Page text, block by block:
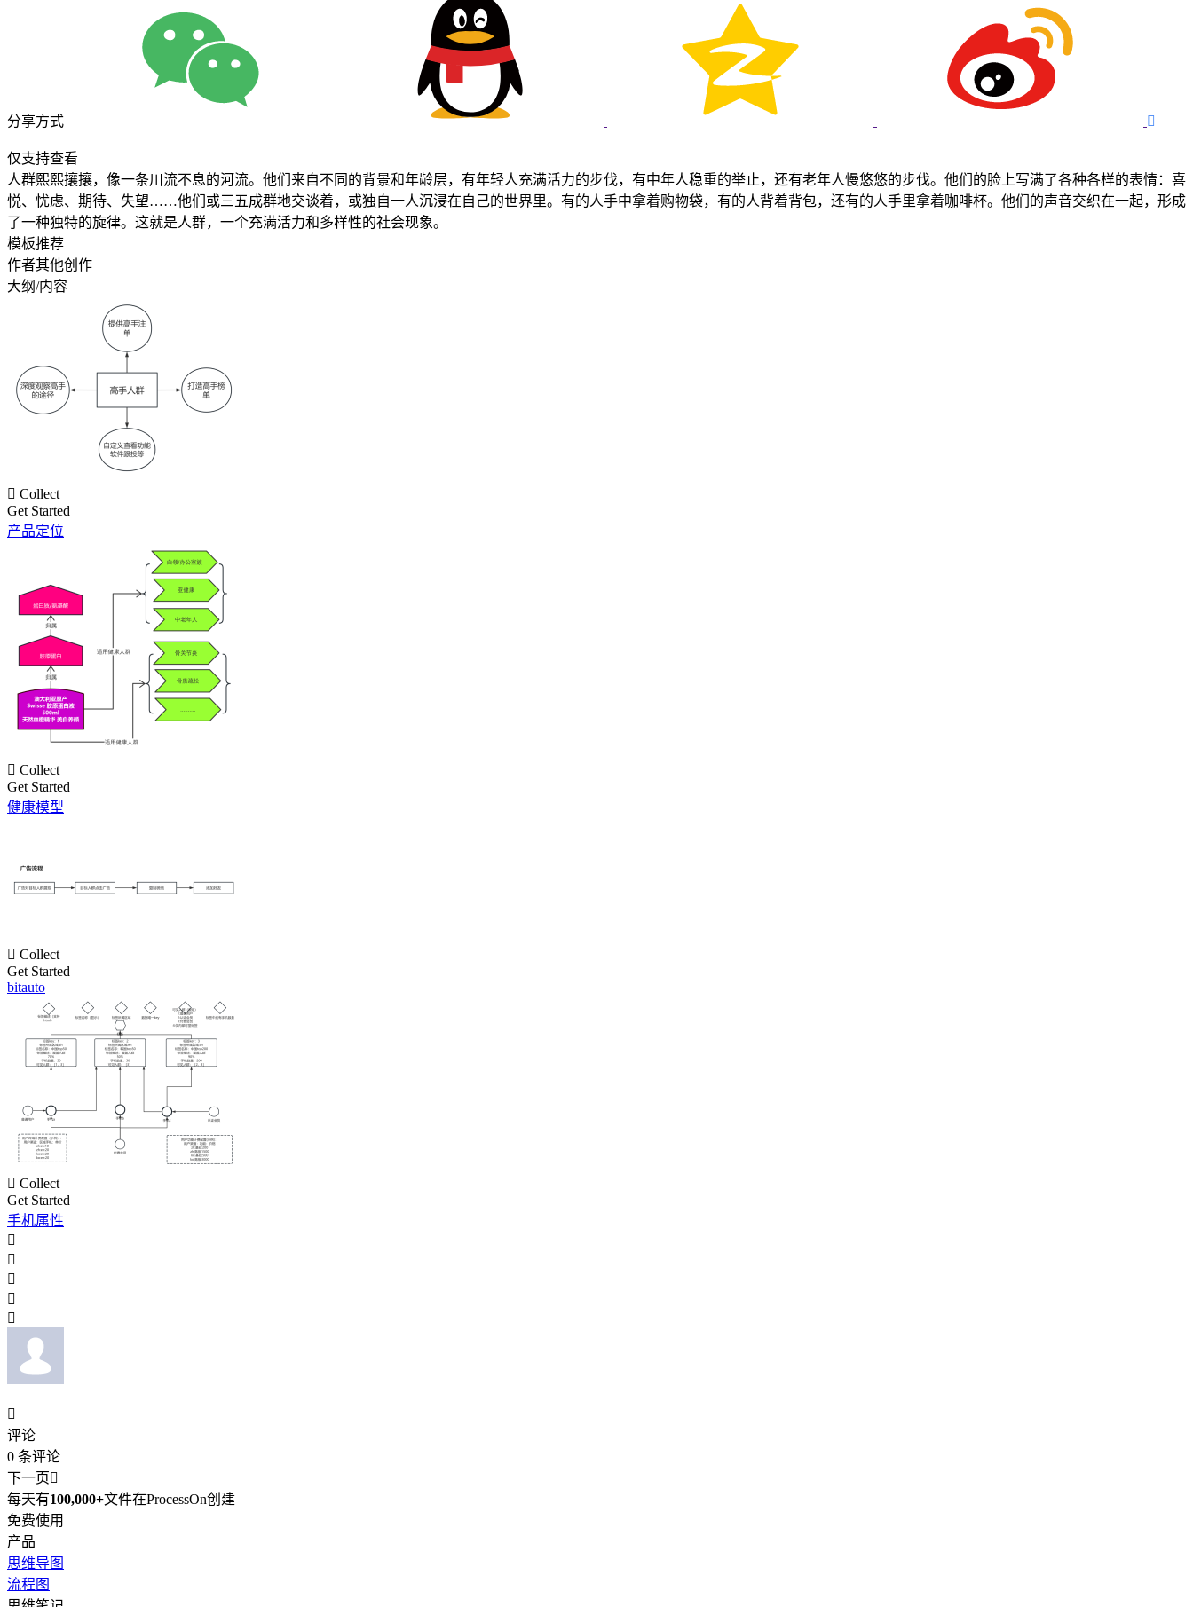
分享方式 
仅支持查看
人群熙熙攘攘，像一条川流不息的河流。他们来自不同的背景和年龄层，有年轻人充满活力的步伐，有中年人稳重的举止，还有老年人慢悠悠的步伐。他们的脸上写满了各种各样的表情：喜
悦、忧虑、期待、失望……他们或三五成群地交谈着，或独自一人沉浸在自己的世界里。有的人手中拿着购物袋，有的人背着背包，还有的人手里拿着咖啡杯。他们的声音交织在一起，形成
了一种独特的旋律。这就是人群，一个充满活力和多样性的社会现象。
模板推荐
作者其他创作
大纲/内容
 Collect
Get Started
产品定位
 Collect
Get Started
健康模型
 Collect
Get Started
bitauto
 Collect
Get Started
手机属性






评论
0 条评论
下一页
每天有100,000+文件在ProcessOn创建
免费使用
产品
思维导图
流程图